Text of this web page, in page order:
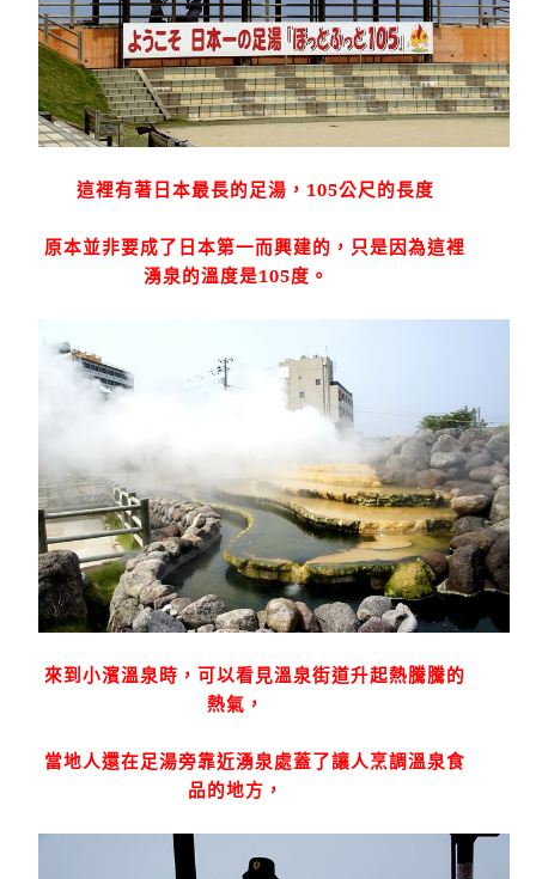
這裡有著日本最長的足湯， 105公尺的長度
原本並非要成了日本第一而興建的，只是因為這裡
湧泉的溫度是105度。
來到小濱溫泉時，可以看見溫泉街道升起熱騰騰的
熱氣，
當地人還在足湯旁靠近湧泉處蓋了讓人烹調溫泉食
品的地方，